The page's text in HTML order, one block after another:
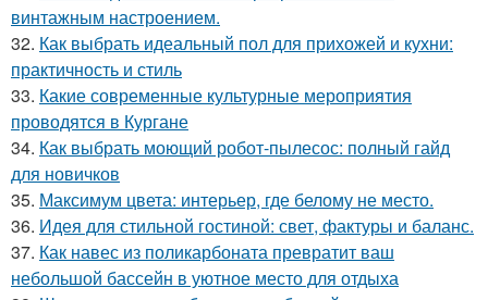
винтажным настроением.
32. Как выбрать идеальный пол для прихожей и кухни:
практичность и стиль
33. Какие современные культурные мероприятия
проводятся в Кургане
34. Как выбрать моющий робот-пылесос: полный гайд
для новичков
35. Максимум цвета: интерьер, где белому не место.
36. Идея для стильной гостиной: свет, фактуры и баланс.
37. Как навес из поликарбоната превратит ваш
небольшой бассейн в уютное место для отдыха